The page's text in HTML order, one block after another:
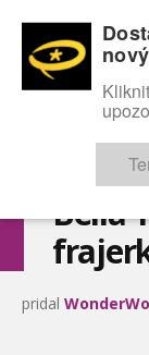
OMG! SEXICE
Bella
pridal